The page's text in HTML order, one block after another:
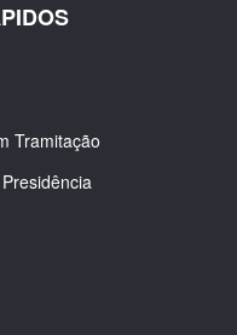
Tramitação